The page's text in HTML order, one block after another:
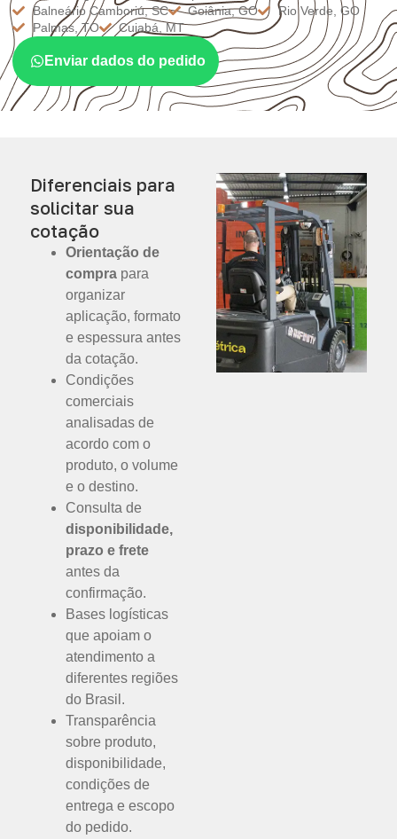
Balneário Camboriú, SC
Goiânia, GO
Rio Verde, GO
Palmas, TO
Cuiabá, MT
Enviar dados do pedido
Diferenciais para
solicitar sua
cotação
Orientação de
compra para
organizar
aplicação, formato
e espessura antes
da cotação.
Condições
comerciais
analisadas de
acordo com o
produto, o volume
e o destino.
Consulta de
disponibilidade,
prazo e frete
antes da
confirmação.
Bases logísticas
que apoiam o
atendimento a
diferentes regiões
do Brasil.
Transparência
sobre produto,
disponibilidade,
condições de
entrega e escopo
do pedido.